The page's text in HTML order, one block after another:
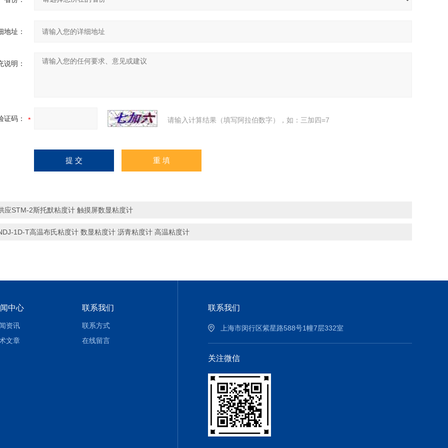
地址：
说明：
证码： 请输入计算结果（填写阿拉伯数字），如：三加四=7
应STM-2斯托默粘度计 触摸屏数显粘度计
1D-T高温布氏粘度计 数显粘度计 沥青粘度计 高温粘度计
中心
资讯
文章
联系我们
联系方式
在线留言
联系我们
上海市闵行区紫星路588号1幢7层332室
关注微信